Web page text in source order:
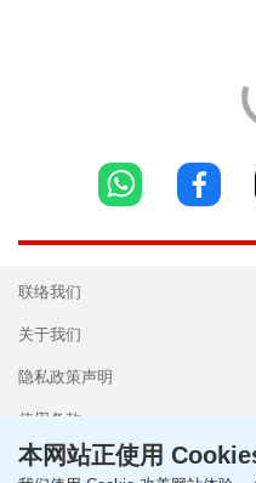
联络我们
关于我们
隐私政策声明
使用条款
本网站正使用